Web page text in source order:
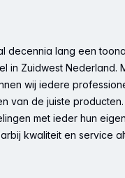
decennia lang een
in Zuidwest Nederland.
wij iedere
van de juiste
met ieder hun
kwaliteit en service